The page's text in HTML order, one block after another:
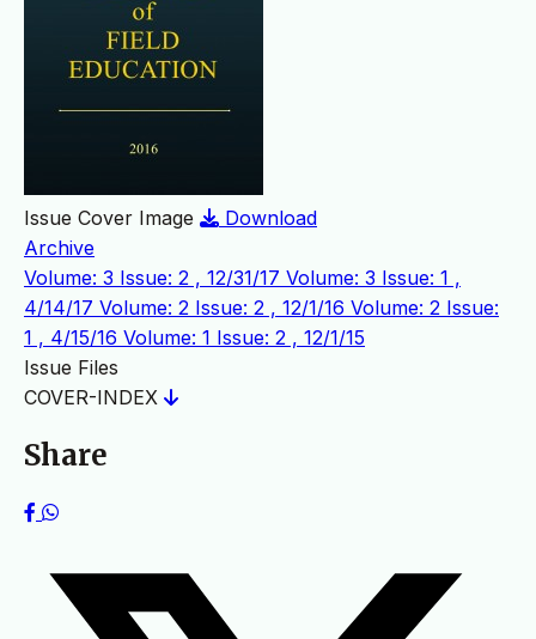
Issue Cover Image
Download
Archive
Volume: 3 Issue: 2 , 12/31/17 Volume: 3 Issue: 1 ,
4/14/17 Volume: 2 Issue: 2 , 12/1/16 Volume: 2 Issue:
1 , 4/15/16 Volume: 1 Issue: 2 , 12/1/15
Issue Files
COVER-INDEX
Share